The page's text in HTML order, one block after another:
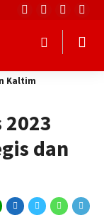
Kaltim
dan